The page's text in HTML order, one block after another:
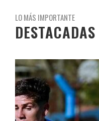
LO MÁS IMPORTANTE
DESTACADAS